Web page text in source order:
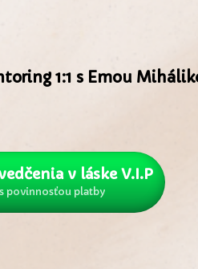
1:1 s Emou
v láske V.I.P
povinnosťou platby